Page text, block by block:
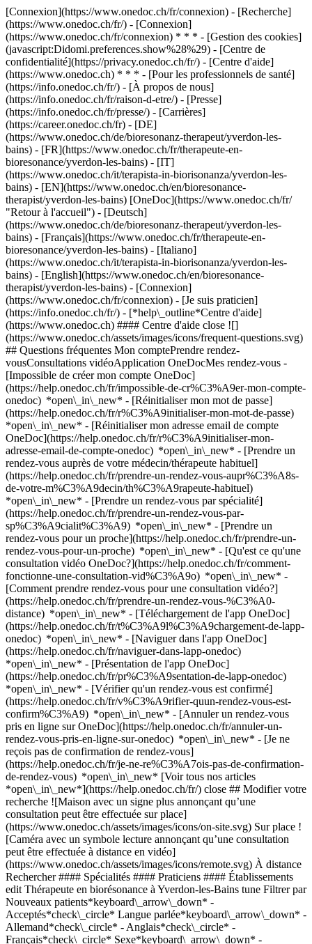
[Connexion](https://www.onedoc.ch/fr/connexion) - [Recherche]
(https://www.onedoc.ch/fr/) - [Connexion]
(https://www.onedoc.ch/fr/connexion) * * * - [Gestion des cookies]
(javascript:Didomi.preferences.show%28%29) - [Centre de
confidentialité](https://privacy.onedoc.ch/fr/) - [Centre d'aide]
(https://www.onedoc.ch) * * * - [Pour les professionnels de santé]
(https://info.onedoc.ch/fr/) - [À propos de nous]
(https://info.onedoc.ch/fr/raison-d-etre/) - [Presse]
(https://info.onedoc.ch/fr/presse/) - [Carrières]
(https://career.onedoc.ch/fr) - [DE]
(https://www.onedoc.ch/de/bioresonanz-therapeut/yverdon-les-
bains) - [FR](https://www.onedoc.ch/fr/therapeute-en-
bioresonance/yverdon-les-bains) - [IT]
(https://www.onedoc.ch/it/terapista-in-biorisonanza/yverdon-les-
bains) - [EN](https://www.onedoc.ch/en/bioresonance-
therapist/yverdon-les-bains) [OneDoc](https://www.onedoc.ch/fr/
"Retour à l'accueil") - [Deutsch]
(https://www.onedoc.ch/de/bioresonanz-therapeut/yverdon-les-
bains) - [Français](https://www.onedoc.ch/fr/therapeute-en-
bioresonance/yverdon-les-bains) - [Italiano]
(https://www.onedoc.ch/it/terapista-in-biorisonanza/yverdon-les-
bains) - [English](https://www.onedoc.ch/en/bioresonance-
therapist/yverdon-les-bains) - [Connexion]
(https://www.onedoc.ch/fr/connexion) - [Je suis praticien]
(https://info.onedoc.ch/fr/) - [*help\_outline*Centre d'aide]
(https://www.onedoc.ch) #### Centre d'aide close ![]
(https://www.onedoc.ch/assets/images/icons/frequent-questions.svg)
## Questions fréquentes Mon comptePrendre rendez-
vousConsultations vidéoApplication OneDocMes rendez-vous -
[Impossible de créer mon compte OneDoc]
(https://help.onedoc.ch/fr/impossible-de-cr%C3%A9er-mon-compte-
onedoc) *open\_in\_new* - [Réinitialiser mon mot de passe]
(https://help.onedoc.ch/fr/r%C3%A9initialiser-mon-mot-de-passe)
*open\_in\_new* - [Réinitialiser mon adresse email de compte
OneDoc](https://help.onedoc.ch/fr/r%C3%A9initialiser-mon-
adresse-email-de-compte-onedoc) *open\_in\_new* - [Prendre un
rendez-vous auprès de votre médecin/thérapeute habituel]
(https://help.onedoc.ch/fr/prendre-un-rendez-vous-aupr%C3%A8s-
de-votre-m%C3%A9decin/th%C3%A9rapeute-habituel)
*open\_in\_new* - [Prendre un rendez-vous par spécialité]
(https://help.onedoc.ch/fr/prendre-un-rendez-vous-par-
sp%C3%A9cialit%C3%A9) *open\_in\_new* - [Prendre un
rendez-vous pour un proche](https://help.onedoc.ch/fr/prendre-un-
rendez-vous-pour-un-proche) *open\_in\_new* - [Qu'est ce qu'une
consultation vidéo OneDoc?](https://help.onedoc.ch/fr/comment-
fonctionne-une-consultation-vid%C3%A9o) *open\_in\_new* -
[Comment prendre rendez-vous pour une consultation vidéo?]
(https://help.onedoc.ch/fr/prendre-un-rendez-vous-%C3%A0-
distance) *open\_in\_new* - [Téléchargement de l'app OneDoc]
(https://help.onedoc.ch/fr/t%C3%A9l%C3%A9chargement-de-lapp-
onedoc) *open\_in\_new* - [Naviguer dans l'app OneDoc]
(https://help.onedoc.ch/fr/naviguer-dans-lapp-onedoc)
*open\_in\_new* - [Présentation de l'app OneDoc]
(https://help.onedoc.ch/fr/pr%C3%A9sentation-de-lapp-onedoc)
*open\_in\_new* - [Vérifier qu'un rendez-vous est confirmé](https://help.onedoc.ch/fr/v%C3%A9rifier-quun-rendez-vous-est-confirm%C3%A9) *open\_in\_new* - [Annuler un rendez-vous pris en ligne sur OneDoc](https://help.onedoc.ch/fr/annuler-un-rendez-vous-pris-en-ligne-sur-onedoc) *open\_in\_new* - [Je ne reçois pas de confirmation de rendez-vous](https://help.onedoc.ch/fr/je-ne-re%C3%A7ois-pas-de-confirmation-de-rendez-vous) *open\_in\_new* [Voir tous nos articles *open\_in\_new*](https://help.onedoc.ch/fr/) close ## Modifier votre recherche ![Maison avec un signe plus annonçant qu’une consultation peut être effectuée sur place](https://www.onedoc.ch/assets/images/icons/on-site.svg) Sur place ![Caméra avec un symbole lecture annonçant qu’une consultation peut être effectuée à distance en vidéo](https://www.onedoc.ch/assets/images/icons/remote.svg) À distance Rechercher #### Spécialités #### Praticiens #### Établissements edit Thérapeute en biorésonance à Yverdon-les-Bains tune Filtrer par Nouveaux patients*keyboard\_arrow\_down* - Acceptés*check\_circle* Langue parlée*keyboard\_arrow\_down* - Allemand*check\_circle* - Anglais*check\_circle* - Français*check\_circle* Sexe*keyboard\_arrow\_down* - Femme*check\_circle* - Homme*check\_circle* Réseau*keyboard\_arrow\_down* - ASCA*check\_circle* - RME*check\_circle* Disponibilité*keyboard\_arrow\_down* - Disponible aujourdhui*check\_circle* - Dans les 3 prochains jours*check\_circle* - Dans les 7 prochains jours*check\_circle* - Dans les 14 prochains jours*check\_circle* # Thérapeute en biorésonance à Yverdon-les-Bains: prenez rendez-vous en ligne aujourd'hui ## 2 résultats à Yverdon-les-Bains [![Mme Fabienne Meichtry, thérapeute en biorésonance à Yverdon-les-Bains](https://assets.onedoc.ch/images/users/616a0022b2013347517fac826c35284c12a519934f8701e528e9b9faf4a21ffd-small.jpg "Mme Fabienne Meichtry, thérapeute en biorésonance à Yverdon-les-Bains")](https://www.onedoc.ch/fr/therapeute-en-bioresonance/yverdon-les-bains/pci1o/fabienne-meichtry) ### [Mme Fabienne Meichtry](https://www.onedoc.ch/fr/therapeute-en-bioresonance/yverdon-les-bains/pci1o/fabienne-meichtry) ![Badge indiquant un profil vérifié](https://www.onedoc.ch/assets/images/icons/checkmark.svg) Thérapeute en biorésonance Cabinet à Yverdon Rue du Lac 7 1400 Yverdon-les-Bains ![Mme Fabienne Meichtry est affiliée au réseau ASCA](https://assets.onedoc.ch/images/networks/logos/496d325fd4282f2f0a46197dd629fd16fcd2d324839e441a2a65aaa74df08a15-small.png) ![Icône patient avec un signe plus annonçant que le professionnel accepte de nouveaux patients](https://www.onedoc.ch/assets/images/icons/new-patients.svg)Accepte les nouveaux patients [Réserver un RDV](https://www.onedoc.ch/fr/therapeute-en-bioresonance/yverdon-les-bains/pci1o/fabienne-meichtry) *chevron\_left* lun. 03 août *chevron\_right* Voir plus de rendez-vous *error\_outline* Une erreur s'est produite lors du chargement des disponibilités [Réessayer](https://www.onedoc.ch) [![Mme Fabienne Meichtry, thérapeute en biorésonance à Yverdon-les-Bains](https://assets.onedoc.ch/images/users/616a0022b2013347517fac826c35284c12a519934f8701e528e9b9faf4a21ffd-small.jpg "Mme Fabienne Meichtry, thérapeute en biorésonance à Yverdon-les-Bains")](https://www.onedoc.ch/fr/therapeute-en-bioresonance/yverdon-les-bains/pcpyf/fabienne-meichtry) ### [Mme Fabienne Meichtry](https://www.onedoc.ch/fr/therapeute-en-bioresonance/yverdon-les-bains/pcpyf/fabienne-meichtry) ![Badge indiquant un profil vérifié](https://www.onedoc.ch/assets/images/icons/checkmark.svg) Thérapeute en biorésonance Visio-conférence par Zoom Rue du Lac 7 1400 Yverdon-les-Bains ![Mme Fabienne Meichtry est affiliée au réseau ASCA](https://assets.onedoc.ch/images/networks/logos/496d325fd4282f2f0a46197dd629fd16fcd2d324839e441a2a65aaa74df08a15-small.png) ![Icône patient avec un signe plus annonçant que le professionnel accepte de nouveaux patients](https://www.onedoc.ch/assets/images/icons/new-patients.svg)Accepte les nouveaux patients [Réserver un RDV](https://www.onedoc.ch/fr/therapeute-en-bioresonance/yverdon-les-bains/pcpyf/fabienne-meichtry) *chevron\_left* lun. 03 août *chevron\_right* Voir plus de rendez-vous *error\_outline* Une erreur s'est produite lors du chargement des disponibilités [Réessayer](https://www.onedoc.ch) ## __Thérapeutes en biorésonance__: d'autres spécialistes sont réservables en ligne dans les environs de __Yverdon-les-Bains__ [![Mme Sylvie Clerc, thérapeute en biorésonance à Montagny-près-Yverdon](https://assets.onedoc.ch/images/users/ab98f380dc6b1e15639c35314f983d29858e4d2601ba471d2194fd97e8ce866e-small.png "Mme Sylvie Clerc, thérapeute en biorésonance à Montagny-près-Yverdon")](https://www.onedoc.ch/fr/therapeute-en-bioresonance/montagny-pres-yverdon/pcxu2/sylvie-clerc) ### [Mme Sylvie Clerc](https://www.onedoc.ch/fr/therapeute-en-bioresonance/montagny-pres-yverdon/pcxu2/sylvie-clerc) ![Badge indiquant un profil vérifié](https://www.onedoc.ch/assets/images/icons/checkmark.svg) [Thérapeute en biorésonance](https://www.onedoc.ch/fr/therapeute-en-bioresonance/montagny-pres-yverdon) Nature Attitude Chemin du Clos Lucens 1 1442 Montagny-près-Yverdon ![Mme Sylvie Clerc est affiliée au réseau ASCA](https://assets.onedoc.ch/images/networks/logos/496d325fd4282f2f0a46197dd629fd16fcd2d324839e441a2a65aaa74df08a15-small.png)![Mme Sylvie Clerc est affiliée au réseau RME](https://assets.onedoc.ch/images/networks/logos/a202aabd14cdddb5ff03205af2481fb805645ff903773c55a6c572d22f23762e-small.png) ![Icône patient avec un signe plus annonçant que le professionnel accepte de nouveaux patients](https://www.onedoc.ch/assets/images/icons/new-patients.svg)Accepte les nouveaux patients [Réserver un RDV](https://www.onedoc.ch/fr/therapeute-en-bioresonance/montagny-pres-yverdon/pcxu2/sylvie-clerc) *chevron\_left* lun. 03 août *chevron\_right* Voir plus de rendez-vous *error\_outline* Une erreur s'est produite lors du chargement des disponibilités [Réessayer](https://www.onedoc.ch) [![Mme Nathalie Krieger, thérapeute en biorésonance à Yvonand](https://assets.onedoc.ch/images/users/0a82b79366a239420b7b6bca2e8402e5379a978af79d07c9515f1dc0a1eaf6c1-small.jpg "Mme Nathalie Krieger, thérapeute en biorésonance à Yvonand")](https://www.onedoc.ch/fr/therapeute-en-bioresonance/yvonand/pc2of/nathalie-krieger) ### [Mme Nathalie Krieger](https://www.onedoc.ch/fr/therapeute-en-bioresonance/yvonand/pc2of/nathalie-krieger) ![Badge indiquant un profil vérifié](https://www.onedoc.ch/assets/images/icons/checkmark.svg) [Thérapeute en biorésonance](https://www.onedoc.ch/fr/therapeute-en-bioresonance/yvonand) [Cabinet Choisir l'Equilibre](https://www.onedoc.ch/fr/cabinet-paramedical/yvonand/ebes1/cabinet-choisir-l-equilibre) Rue Oche Berthoud 12 1462 Yvonand ![Mme Nathalie Krieger est affiliée au réseau ASCA](https://assets.onedoc.ch/images/networks/logos/496d325fd4282f2f0a46197dd629fd16fcd2d324839e441a2a65aaa74df08a15-small.png) ![Icône patient avec un signe plus annonçant que le professionnel accepte de nouveaux patients](https://www.onedoc.ch/assets/images/icons/new-patients.svg)Accepte les nouveaux patients [Réserver un RDV](https://www.onedoc.ch/fr/therapeute-en-bioresonance/yvonand/pc2of/nathalie-krieger) *chevron\_left* lun. 03 août *chevron\_right* Voir plus de rendez-vous *error\_outline* Une erreur s'est produite lors du chargement des disponibilités [Réessayer](https://www.onedoc.ch) [![M. Michel Brand, naturopathe MCO/TEN à Orbe](https://assets.onedoc.ch/images/users/5f47a4acaaa910d35d0fa6a2441369c5eed36b6e678e51b81bd8d12bf5e65b5b-small.jpg "M. Michel Brand, naturopathe MCO/TEN à Orbe")](https://www.onedoc.ch/fr/naturopathe-mco-ten/orbe/pcvwq/michel-brand) ### [M. Michel Brand](https://www.onedoc.ch/fr/naturopathe-mco-ten/orbe/pcvwq/michel-brand) ![Badge indiquant un profil vérifié](https://www.onedoc.ch/assets/images/icons/checkmark.svg) [Naturopathe MCO/TEN](https://www.onedoc.ch/fr/naturopathe-mco-ten/orbe), [Thérapeute en biorésonance](https://www.onedoc.ch/fr/therapeute-en-bioresonance/orbe) Cabinet de Michel Brand Rue de la Tournelle 50 1350 Orbe ![M. Michel Brand est affilié au réseau ASCA](https://assets.onedoc.ch/images/networks/logos/496d325fd4282f2f0a46197dd629fd16fcd2d324839e441a2a65aaa74df08a15-small.png)![M. Michel Brand est affilié au réseau RME](https://assets.onedoc.ch/images/networks/logos/a202aabd14cdddb5ff03205af2481fb805645ff903773c55a6c572d22f23762e-small.png) ![Icône patient avec un signe plus annonçant que le professionnel accepte de nouveaux patients](https://www.onedoc.ch/assets/images/icons/new-patients.svg)Accepte les nouveaux patients [Réserver un RDV](https://www.onedoc.ch/fr/naturopathe-mco-ten/orbe/pcvwq/michel-brand) [![Mme Elisabeth Courtet, masseuse classique à Villaraboud](https://assets.onedoc.ch/images/users/ec15ffc3c358f929284822bd0ae1a4f5e4e9a6e6c4c99df4d4b993375e96ebd2-small.jpg "Mme Elisabeth Courtet, masseuse classique à Villaraboud")](https://www.onedoc.ch/fr/masseuse-classique/villaraboud/pjiu/elisabeth-courtet) ### [Mme Elisabeth Courtet](https://www.onedoc.ch/fr/masseuse-classique/villaraboud/pjiu/elisabeth-courtet) ![Badge indiquant un profil vérifié](https://www.onedoc.ch/assets/images/icons/checkmark.svg) [Masseuse classique](https://www.onedoc.ch/fr/masseur-classique/villaraboud), [Thérapeute en biorésonance](https://www.onedoc.ch/fr/therapeute-en-bioresonance/villaraboud) Espace Energy Impasse du Pre de la Cure 18 1679 Villaraboud ![Mme Elisabeth Courtet est affiliée au réseau ASCA](https://assets.onedoc.ch/images/networks/logos/496d325fd4282f2f0a46197dd629fd16fcd2d324839e441a2a65aaa74df08a15-small.png)![Mme Elisabeth Courtet est affiliée au réseau RME](https://assets.onedoc.ch/images/networks/logos/a202aabd14cdddb5ff03205af2481fb805645ff903773c55a6c572d22f23762e-small.png) ![Icône patient avec un signe plus annonçant que le professionnel accepte de nouveaux pati